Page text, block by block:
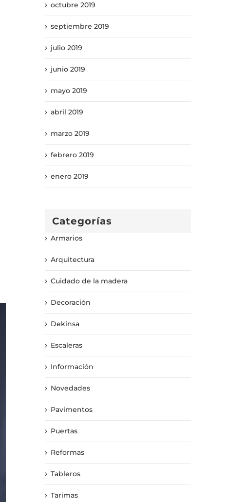
octubre 2019
septiembre 2019
julio 2019
junio 2019
mayo 2019
abril 2019
marzo 2019
febrero 2019
enero 2019
Categorías
Armarios
Arquitectura
Cuidado de la madera
Decoración
Dekinsa
Escaleras
Información
Novedades
Pavimentos
Puertas
Reformas
Tableros
Tarimas